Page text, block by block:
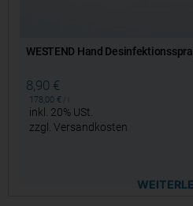
WESTEND Hand
8,90 €
178,00€
inkl. 20% USt.
zzgl.Versandkosten